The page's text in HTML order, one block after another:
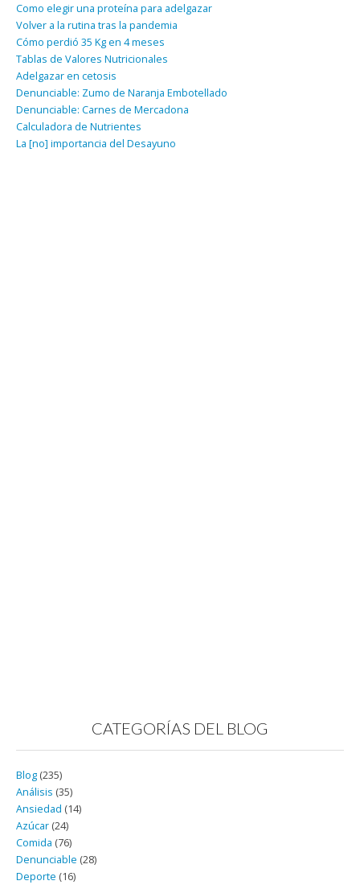
Como elegir una proteína para adelgazar
Volver a la rutina tras la pandemia
Cómo perdió 35 Kg en 4 meses
Tablas de Valores Nutricionales
Adelgazar en cetosis
Denunciable: Zumo de Naranja Embotellado
Denunciable: Carnes de Mercadona
Calculadora de Nutrientes
La [no] importancia del Desayuno
CATEGORÍAS DEL BLOG
Blog (235)
Análisis (35)
Ansiedad (14)
Azúcar (24)
Comida (76)
Denunciable (28)
Deporte (16)